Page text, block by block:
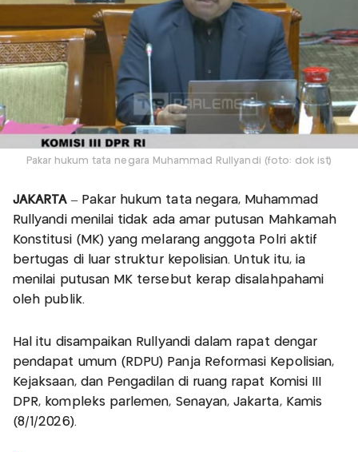
Pakar hukum tata negara Muhammad Rullyandi (foto: dok ist)
JAKARTA– Pakar hukum tata negara, Muhammad
Rullyandi menilai tidak ada amar putusan Mahkamah
Konstitusi (MK) yang melarang anggota Polri aktif
bertugas di luar struktur kepolisian. Untuk itu, ia
menilai putusan MK tersebut kerap disalahpahami
oleh publik.
Hal itu disampaikan Rullyandi dalam rapat dengar
pendapat umum (RDPU) Panja Reformasi Kepolisian,
Kejaksaan, dan Pengadilan di ruang rapat Komisi III
DPR, kompleks parlemen, Senayan, Jakarta, Kamis
(8/1/2026).